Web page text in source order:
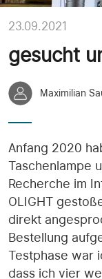
23.09.2021
gesucht
Maximilian
Anfang 2020
Taschenlampe
Recherche im
OLIGHT
direkt
Bestellung
Testphase war
dass ich vier